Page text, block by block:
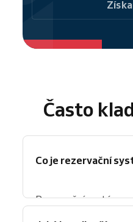
Často
Co je rezervační
Rezervační systém